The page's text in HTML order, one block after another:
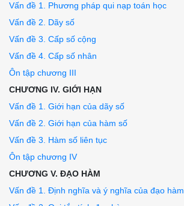
Vấn đề 1. Phương pháp qui nạp toán học
Vấn đề 2. Dãy số
Vấn đề 3. Cấp số cộng
Vấn đề 4. Cấp số nhân
Ôn tập chương III
CHƯƠNG IV. GIỚI HẠN
Vấn đề 1. Giới hạn của dãy số
Vấn đề 2. Giới hạn của hàm số
Vấn đề 3. Hàm số liên tục
Ôn tập chương IV
CHƯƠNG V. ĐẠO HÀM
Vấn đề 1. Định nghĩa và ý nghĩa của đạo hàm